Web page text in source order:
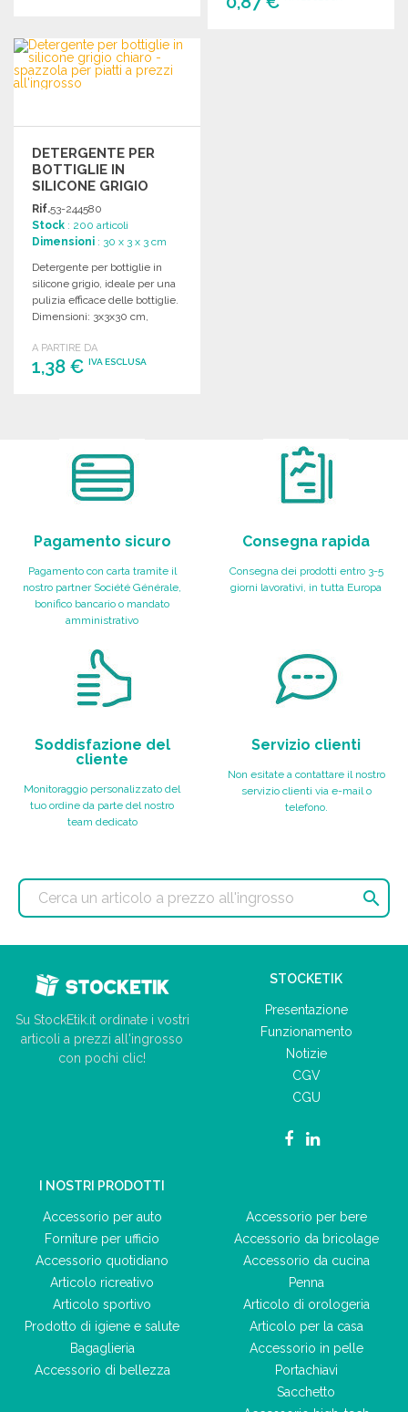
Richiedi un preventivo
DETERGENTE PER
BOTTIGLIE IN
SILICONE GRIGIO
CHIARO A PREZZI
ALL'INGROSSO
Rif.53-244580
Stock : 200 articoli
Dimensioni : 30 x 3 x 3 cm
Detergente per bottiglie in
silicone grigio, ideale per una
pulizia efficace delle bottiglie.
Dimensioni: 3x3x30 cm,
A PARTIRE DA
1,38 € IVA ESCLUSA
Pagamento sicuro
Pagamento con carta tramite il
nostro partner Société Générale,
bonifico bancario o mandato
amministrativo
Consegna rapida
Consegna dei prodotti entro 3-5
giorni lavorativi, in tutta Europa
Soddisfazione del
cliente
Monitoraggio personalizzato del
tuo ordine da parte del nostro
team dedicato
Servizio clienti
Non esitate a contattare il nostro
servizio clienti via e-mail o
telefono.

Su StockEtik.it ordinate i vostri
articoli a prezzi all'ingrosso
con pochi clic!
STOCKETIK
Presentazione
Funzionamento
Notizie
CGV
CGU
I NOSTRI PRODOTTI
Accessorio per auto
Forniture per ufficio
Accessorio quotidiano
Articolo ricreativo
Articolo sportivo
Prodotto di igiene e salute
Bagaglieria
Accessorio di bellezza
Accessorio per bere
Accessorio da bricolage
Accessorio da cucina
Penna
Articolo di orologeria
Articolo per la casa
Accessorio in pelle
Portachiavi
Sacchetto